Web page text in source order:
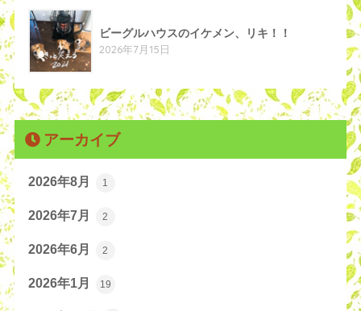
ビーグルハウスのイケメン、リキ！！
2026年7月15日
アーカイブ
2026年8月 1
2026年7月 2
2026年6月 2
2026年1月 19